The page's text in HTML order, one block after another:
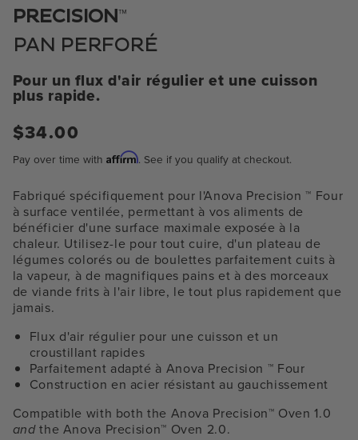
fenêtre
PRECISION™
PAN PERFORÉ
Pour un flux d'air régulier et une cuisson
plus rapide.
Prix
$34.00
Pay over time with Affirm. See if you qualify at checkout.
Fabriqué spécifiquement pour l'Anova Precision ™ Four
à surface ventilée, permettant à vos aliments de
bénéficier d'une surface maximale exposée à la
chaleur. Utilisez-le pour tout cuire, d'un plateau de
légumes colorés ou de boulettes parfaitement cuits à
la vapeur, à de magnifiques pains et à des morceaux
de viande frits à l'air libre, le tout plus rapidement que
jamais.
Flux d'air régulier pour une cuisson et un
croustillant rapides
Parfaitement adapté à Anova Precision ™ Four
Construction en acier résistant au gauchissement
Compatible with both the Anova Precision™ Oven 1.0
andthe Anova Precision™ Oven 2.0.